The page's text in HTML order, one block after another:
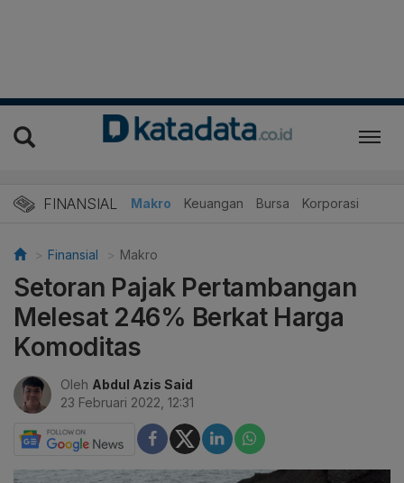
FINANSIAL Makro Keuangan Bursa Korporasi
Finansial Makro
Setoran Pajak Pertambangan
Melesat 246% Berkat Harga
Komoditas
Oleh Abdul Azis Said
23 Februari 2022, 12:31